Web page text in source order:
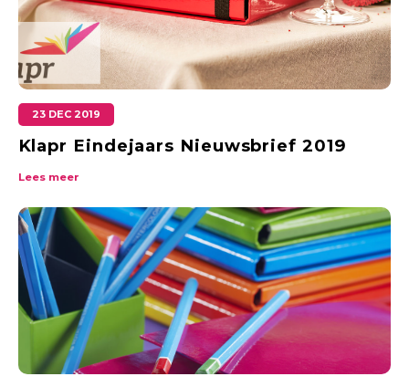
23 DEC 2019
Klapr Eindejaars Nieuwsbrief 2019
Lees meer